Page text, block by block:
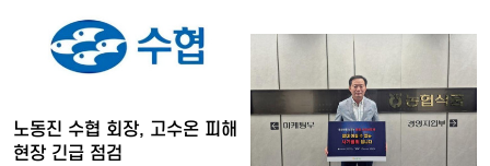
노동진 수협 회장, 고수온 피해
현장 긴급 점검